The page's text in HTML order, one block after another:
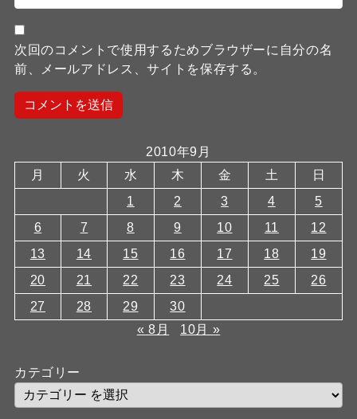
次回のコメントで使用するためブラウザーに自分の名
前、メールアドレス、サイトを保存する。
2010年9月
月
火 水 木 金 土
日
1
2 3 4
5
6
7 8 9 10 11
12
13
14 15 16 17 18
19
20
21 22 23 24 25
26
27
28 29
30
« 8月
10月 »
カテゴリー